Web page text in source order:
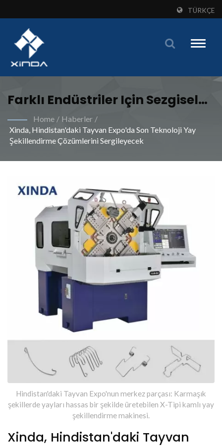
TÜRKÇE
Toggle
Farklı Endüstriler Için Sezgisel
Yazılım Sistemi Ile X-Tipi Yay
Makinesi'nin Verimliliğini Ve
İhtiyaçlarınızı Xinda Özel
Makineleriyle Karşılayın
Home / Haberler /
Xinda, Hindistan'daki Tayvan Expo'da Son Teknoloji Yay
Şekillendirme Çözümlerini Sergileyecek
Hindistan'daki Tayvan Expo'nun merkez parçası: Karmaşık
şekillerde yayları hassas bir şekilde üretebilen X-Tipi kamlı yay
şekillendirme makinesi.
Xinda, Hindistan'daki Tayvan